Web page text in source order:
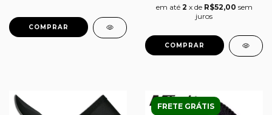
em até 2 x de R$52,00 sem
juros
FRETE GRÁTIS